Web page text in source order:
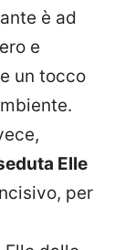
è ad
e
un tocco
Elle
per